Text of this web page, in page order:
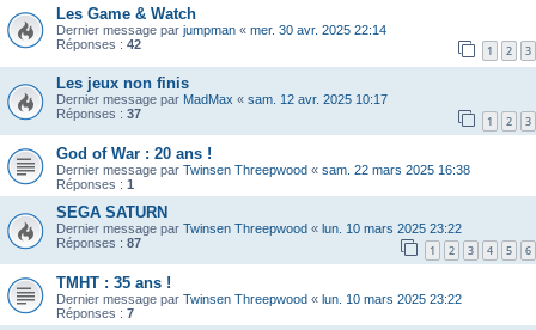
Les Game & Watch
Dernier message par jumpman « mer. 30 avr. 2025 22:14
Réponses : 42 1 2 3
Les jeux non finis
Dernier message par MadMax « sam. 12 avr. 2025 10:17
Réponses : 37 1 2 3
God of War : 20 ans !
Dernier message par Twinsen Threepwood « sam. 22 mars 2025 16:38
Réponses : 1
SEGA SATURN
Dernier message par Twinsen Threepwood « lun. 10 mars 2025 23:22
Réponses : 87 1 2 3 4 5 6
TMHT : 35 ans !
Dernier message par Twinsen Threepwood « lun. 10 mars 2025 23:22
Réponses : 7